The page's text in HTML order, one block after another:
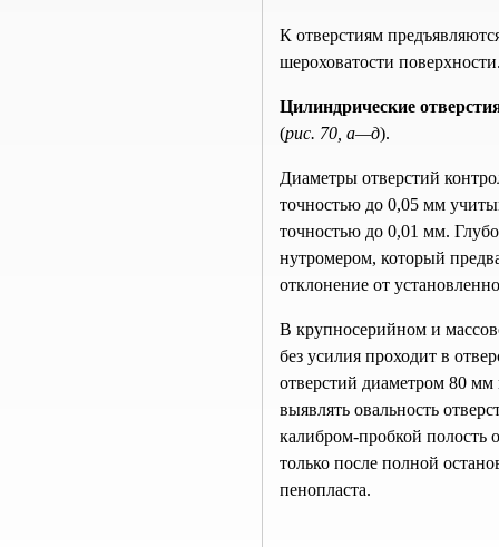
К отверстиям
шероховатости
Цилиндрические
(рис. 70, а—д).
Диаметры отверстий
точностью до 0,05 мм
точностью до 0,01 мм.
нутромером, который
отклонение от
В крупносерийном и
без усилия проходит в
отверстий диаметром 80
выявлять овальность
калибром-пробкой полость
только после полной
пенопласта.